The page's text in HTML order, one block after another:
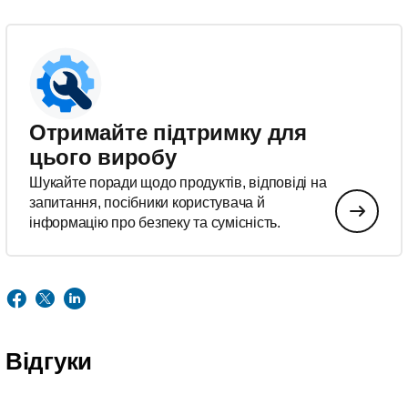
Отримайте підтримку для
цього виробу
Шукайте поради щодо продуктів, відповіді на
запитання, посібники користувача й
інформацію про безпеку та сумісність.
Відгуки